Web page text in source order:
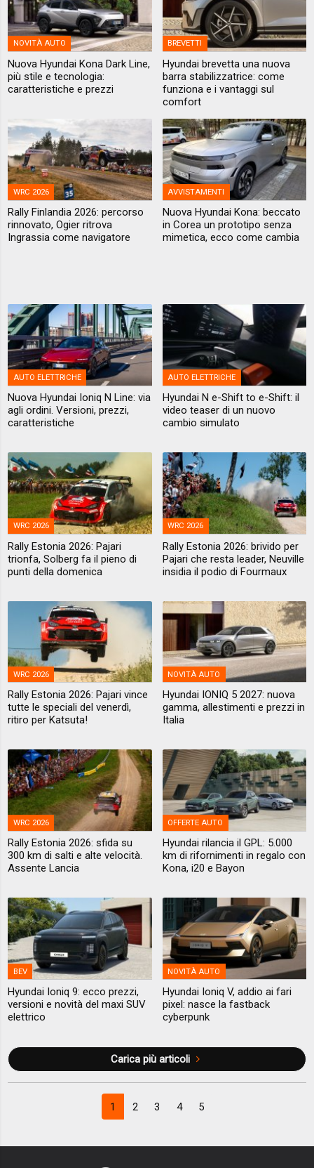
NOVITÀ AUTO
Nuova Hyundai Kona Dark Line,
più stile e tecnologia:
caratteristiche e prezzi
BREVETTI
Hyundai brevetta una nuova
barra stabilizzatrice: come
funziona e i vantaggi sul
comfort
WRC 2026
Rally Finlandia 2026: percorso
rinnovato, Ogier ritrova
Ingrassia come navigatore
AVVISTAMENTI
Nuova Hyundai Kona: beccato
in Corea un prototipo senza
mimetica, ecco come cambia
AUTO ELETTRICHE
Nuova Hyundai Ioniq N Line: via
agli ordini. Versioni, prezzi,
caratteristiche
AUTO ELETTRICHE
Hyundai N e-Shift to e-Shift: il
video teaser di un nuovo
cambio simulato
WRC 2026
Rally Estonia 2026: Pajari
trionfa, Solberg fa il pieno di
punti della domenica
WRC 2026
Rally Estonia 2026: brivido per
Pajari che resta leader, Neuville
insidia il podio di Fourmaux
WRC 2026
Rally Estonia 2026: Pajari vince
tutte le speciali del venerdì,
ritiro per Katsuta!
NOVITÀ AUTO
Hyundai IONIQ 5 2027: nuova
gamma, allestimenti e prezzi in
Italia
WRC 2026
Rally Estonia 2026: sfida su
300 km di salti e alte velocità.
Assente Lancia
OFFERTE AUTO
Hyundai rilancia il GPL: 5.000
km di rifornimenti in regalo con
Kona, i20 e Bayon
BEV
Hyundai Ioniq 9: ecco prezzi,
versioni e novità del maxi SUV
elettrico
NOVITÀ AUTO
Hyundai Ioniq V, addio ai fari
pixel: nasce la fastback
cyberpunk
Carica più articoli
1 2 3 4 5